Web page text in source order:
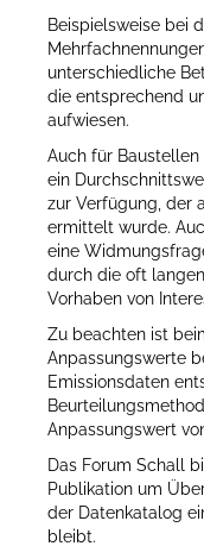
Beispielsweise bei
unterschiedliche
die entsprechend
aufwiesen.
Auch für
ein
zur Verfügung, der
ermittelt wurde.
eine
durch die oft
Vorhaben von
Zu beachten ist
Anpassungswerte
Emissionsdaten
Anpassungswert
Das Forum Schall
Publikation um
der Datenkatalog
bleibt.